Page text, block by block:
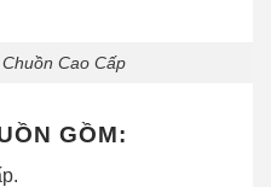
Cao Cấp
GỒM: